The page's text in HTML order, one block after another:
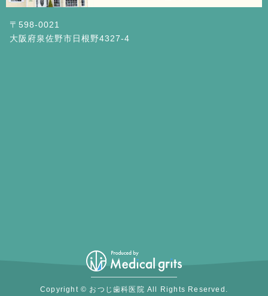
〒598-0021
大阪府泉佐野市日根野4327-4
Copyright © おつじ歯科医院 All Rights Reserved.